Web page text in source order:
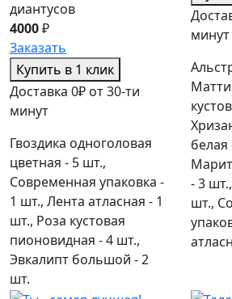
диантусов
4000₽
Заказать
Купить в 1 клик
Доставка 0₽ от 30-ти
минут
Гвоздика одноголовая
цветная - 5 шт.,
Современная упаковка -
1 шт., Лента атласная - 1
шт., Роза кустовая
пионовидная - 4 шт.,
Эвкалипт большой - 2
шт.
минут
белая
- 3
шт.,